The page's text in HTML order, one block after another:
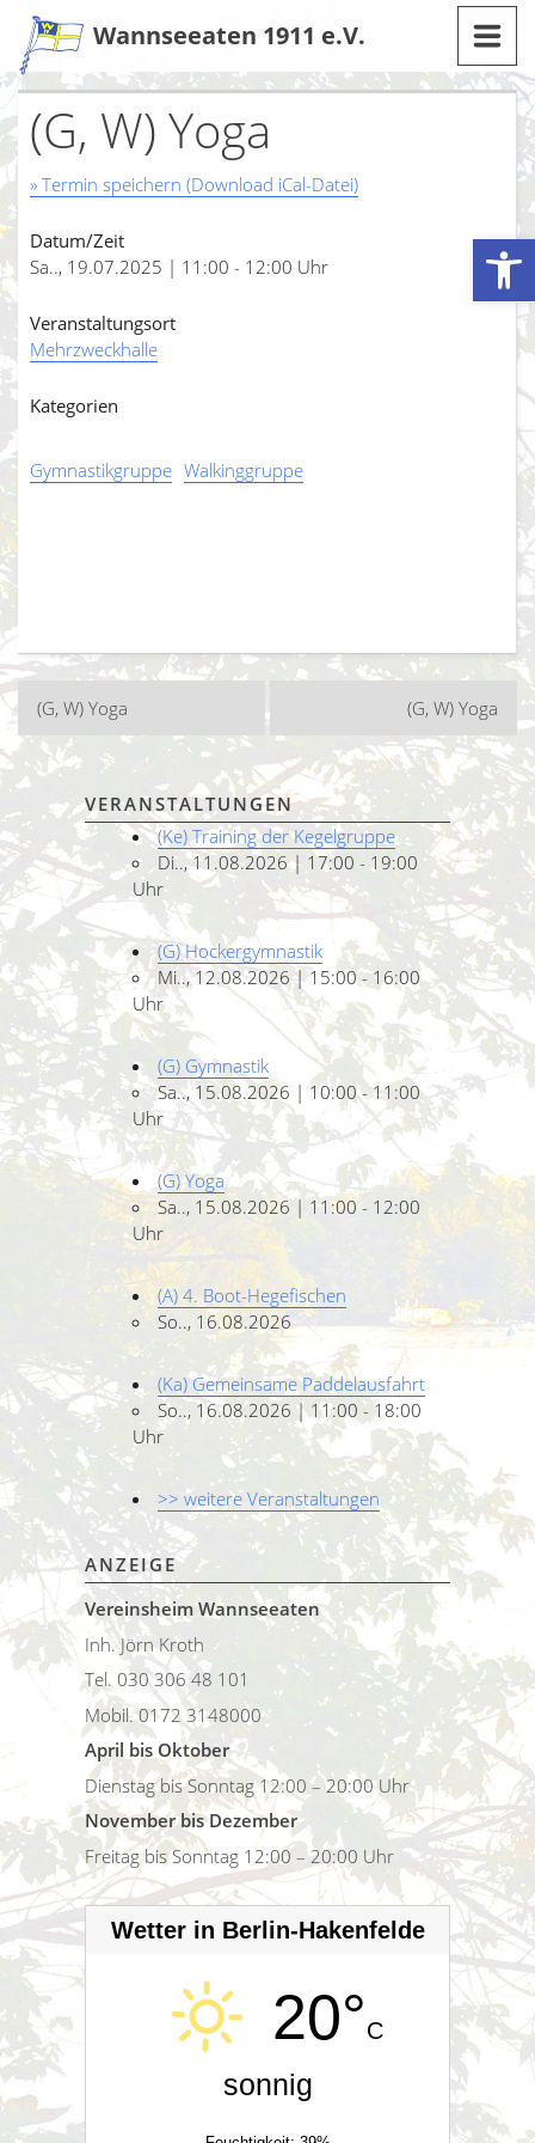
Werkzeugleiste öffnen
Zum
Inhalt
Wannseeaten 1911 e.V.
(G, W) Yoga
» Termin speichern (Download iCal-Datei)
Datum/Zeit
Sa.., 19.07.2025 | 11:00 - 12:00 Uhr
Veranstaltungsort
Mehrzweckhalle
Kategorien
Gymnastikgruppe Walkinggruppe
Beitragsnavigation
(G, W) Yoga (G, W) Yoga
VERANSTALTUNGEN
(Ke) Training der Kegelgruppe
Di.., 11.08.2026 | 17:00 - 19:00
Uhr
(G) Hockergymnastik
Mi.., 12.08.2026 | 15:00 - 16:00
Uhr
(G) Gymnastik
Sa.., 15.08.2026 | 10:00 - 11:00
Uhr
(G) Yoga
Sa.., 15.08.2026 | 11:00 - 12:00
Uhr
(A) 4. Boot-Hegefischen
So.., 16.08.2026
(Ka) Gemeinsame Paddelausfahrt
So.., 16.08.2026 | 11:00 - 18:00
Uhr
>> weitere Veranstaltungen
ANZEIGE
Vereinsheim Wannseeaten
Inh. Jörn Kroth
Tel. 030 306 48 101
Mobil. 0172 3148000
April bis Oktober
Dienstag bis Sonntag 12:00 – 20:00 Uhr
November bis Dezember
Freitag bis Sonntag 12:00 – 20:00 Uhr
Wetter in Berlin-Hakenfelde
20°C
sonnig